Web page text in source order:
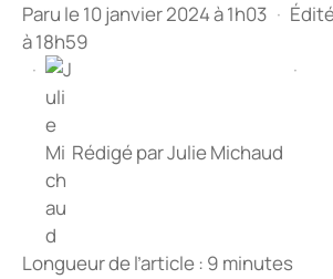
Paru le 10 janvier 2024 à 1h03 ·
à 18h59
·
Rédigé parJulie Michaud
·
Longueur de l’article : 9 minutes